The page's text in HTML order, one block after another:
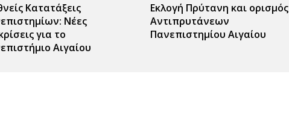
Κατατάξεις
Νέες
για το
Αιγαίου
Εκλογή Πρύτανη και ορισμός
Αντιπρυτάνεων
Πανεπιστημίου Αιγαίου